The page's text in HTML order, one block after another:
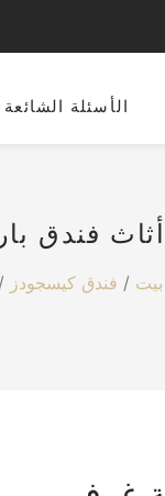
الأسئلة الشائعة
أثاث فندق
بيت / فندق كيسجودز /